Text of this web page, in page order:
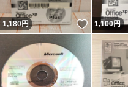
1,180円 いいね！
1,100円